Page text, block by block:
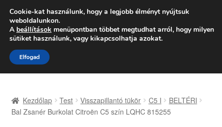
SZÁLLÍTÁS 2618 Ft-tól
Hétfő-Péntek 9:00–16:0006 80 088 054
Ugrás
a
navigációhoz
Kilépés
a
tartalomba
Adatvédelmi irányelvek
Kezdőlap Test Visszapillantó tükör C5 I
BELTÉRI
Bal Zsanér Burkolat Citroën C5 szín LQHC 815255
Cookie-kat használunk, hogy a legjobb élményt nyújtsuk
weboldalunkon.
A beállítások menüpontban többet megtudhat arról, hogy milyen
sütiket használunk, vagy kikapcsolhatja azokat.
Elfogad